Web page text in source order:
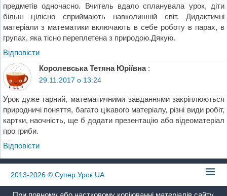
предметів одночасно. Вчитель вдало спланувала урок, діти
більш цілісно сприймають навколишній світ. Дидактичні
матеріали з математики включають в себе роботу в парах, в
групах, яка тісно переплетена з природою.Дякую.
Відповіcти
Королевська Тетяна Юріївна :
29.11.2017 о 13:24
Урок дуже гарний, математичними завданнями закріплюються
природничі поняття, багато цікавого матеріалу, різні види робіт,
картки, наочність, ще б додати презентацію або відеоматеріал
про гриби.
Відповіcти
2013-2026 © Супер Урок UA